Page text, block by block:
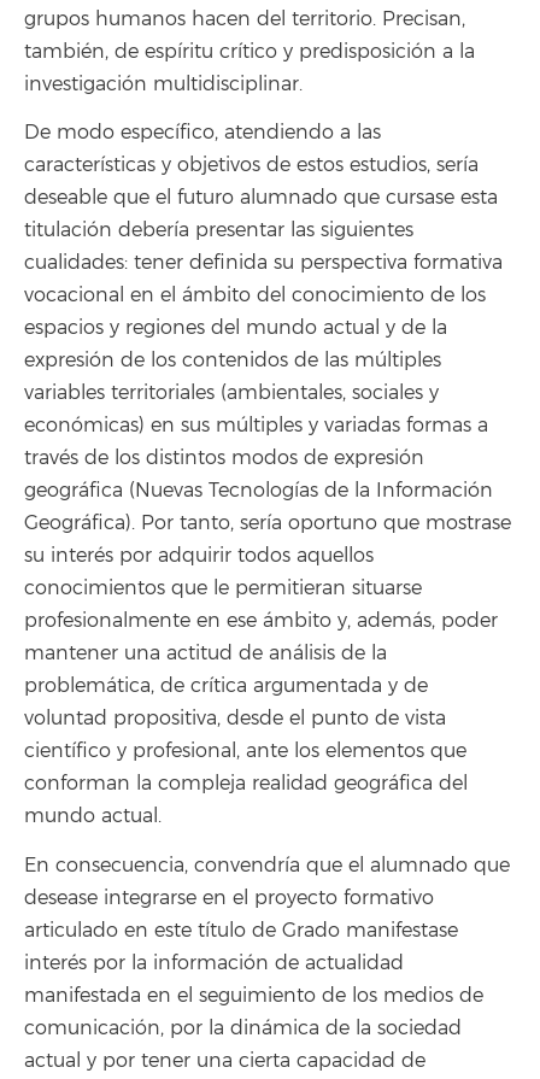
grupos humanos hacen del territorio. Precisan,
también, de espíritu crítico y predisposición a la
investigación multidisciplinar.
De modo específico, atendiendo a las
características y objetivos de estos estudios, sería
deseable que el futuro alumnado que cursase esta
titulación debería presentar las siguientes
cualidades: tener definida su perspectiva formativa
vocacional en el ámbito del conocimiento de los
espacios y regiones del mundo actual y de la
expresión de los contenidos de las múltiples
variables territoriales (ambientales, sociales y
económicas) en sus múltiples y variadas formas a
través de los distintos modos de expresión
geográfica (Nuevas Tecnologías de la Información
Geográfica). Por tanto, sería oportuno que mostrase
su interés por adquirir todos aquellos
conocimientos que le permitieran situarse
profesionalmente en ese ámbito y, además, poder
mantener una actitud de análisis de la
problemática, de crítica argumentada y de
voluntad propositiva, desde el punto de vista
científico y profesional, ante los elementos que
conforman la compleja realidad geográfica del
mundo actual.
En consecuencia, convendría que el alumnado que
desease integrarse en el proyecto formativo
articulado en este título de Grado manifestase
interés por la información de actualidad
manifestada en el seguimiento de los medios de
comunicación, por la dinámica de la sociedad
actual y por tener una cierta capacidad de